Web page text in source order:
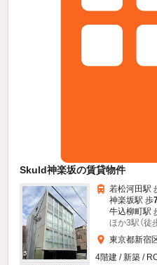
Skuld神楽坂の賃貸物件
若松河田駅
神楽坂駅 歩
牛込柳町駅
ほか3駅（徒
東京都新宿
4階建 / 新築 /